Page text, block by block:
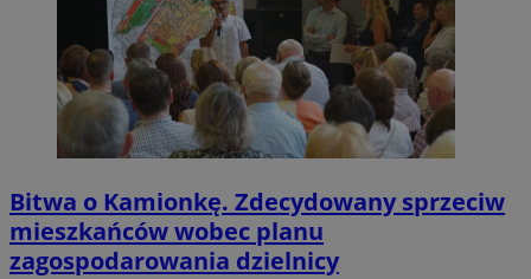
Bitwa o Kamionkę. Zdecydowany sprzeciw
mieszkańców wobec planu
zagospodarowania dzielnicy